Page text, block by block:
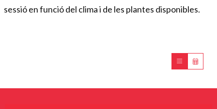
sessió en funció del clima i de les plantes disponibles.